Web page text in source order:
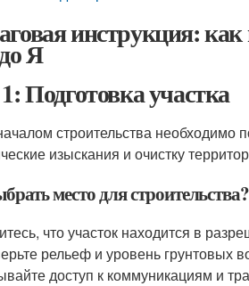
инструкция: как
Я
Подготовка участка
строительства необходимо
изыскания и очистку
место для строительства?
что участок находится в
рельеф и уровень грунтовых
доступ к коммуникациям и